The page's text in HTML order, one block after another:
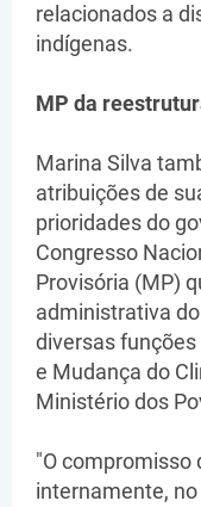
relacionados a
indígenas.
MP da
Marina Silva
atribuições de
prioridades do
Congresso
Provisória (MP)
administrativa
diversas
e Mudança do
Ministério dos
"O compromisso
internamente,